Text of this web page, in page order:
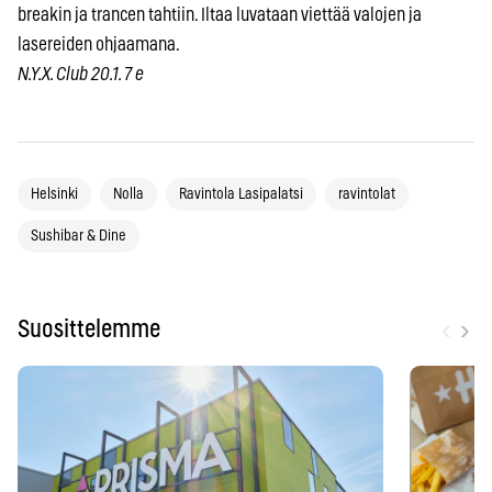
breakin ja trancen tahtiin. Iltaa luvataan viettää valojen ja
lasereiden ohjaamana.
N.Y.X. Club 20.1. 7 e
Helsinki Nolla Ravintola Lasipalatsi ravintolat
Sushibar & Dine
Suosittelemme ›